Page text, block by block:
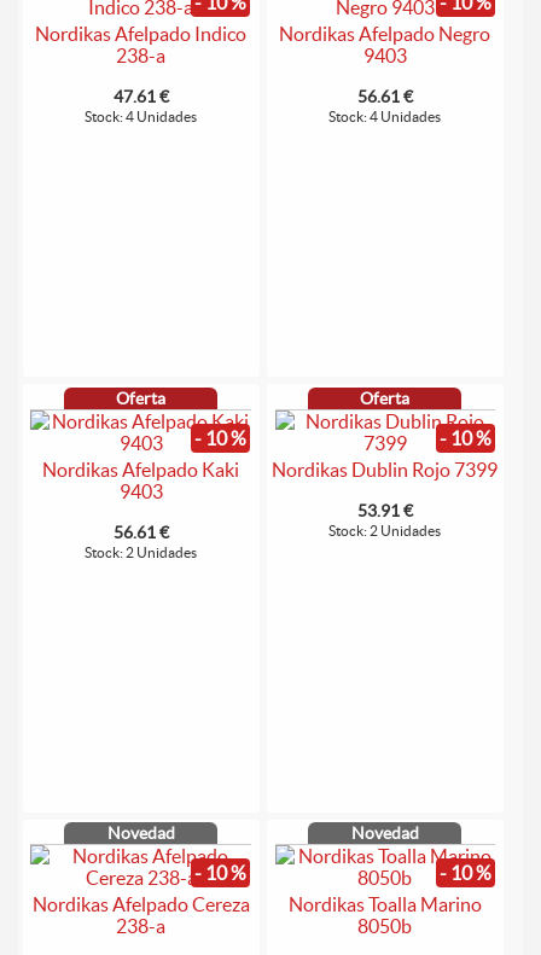
Nordikas Afelpado Indico
238-a
47.61 €
Stock: 4 Unidades
Nordikas Afelpado Negro
9403
56.61 €
Stock: 4 Unidades
Oferta
- 10 %
Nordikas Afelpado Kaki
9403
56.61 €
Stock: 2 Unidades
Oferta
- 10 %
Nordikas Dublin Rojo 7399
53.91 €
Stock: 2 Unidades
Novedad
- 10 %
Nordikas Afelpado Cereza
238-a
Novedad
- 10 %
Nordikas Toalla Marino
8050b